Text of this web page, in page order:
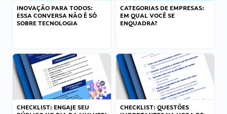
INOVAÇÃO PARA TODOS:
ESSA CONVERSA NÃO É SÓ
SOBRE TECNOLOGIA
CATEGORIAS DE EMPRESAS:
EM QUAL VOCÊ SE
ENQUADRA?
CHECKLIST: ENGAJE SEU
CHECKLIST: QUESTÕES